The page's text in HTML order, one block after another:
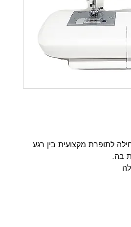
לתופרת מקצועית בין רגע
בה.